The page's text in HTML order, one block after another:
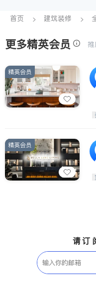
教育
非盈利组织
首页 建筑装修
更多精英会员
精英会员
精英会员
请订